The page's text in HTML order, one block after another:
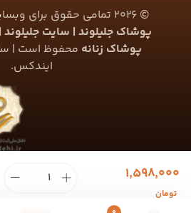
۱٬۵۹۸٬۰۰۰
تومان
©
2026 تمامی حقوق برای
پوشاک جلیلوند | سایت جلیلوند
پوشاک زنانه محفوظ است |
ایندکس.